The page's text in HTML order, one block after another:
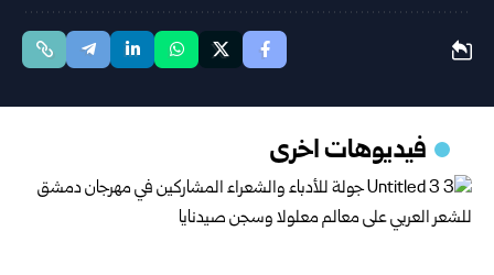
فيديوهات اخرى